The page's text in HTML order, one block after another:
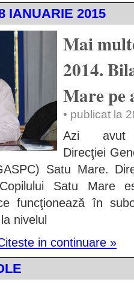
IANUARIE 2015
Mai
2014.
Mare pe
• publicat la
Azi avut
Direcţiei
Satu Mare.
Satu Mare
funcţionează în
nivelul
in continuare »